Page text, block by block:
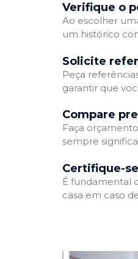
Verifique o
Ao escolher
um histórico
Solicite
Peça
garantir que
Compare
Faça
sempre
Certifique-
É fundamental
casa em caso